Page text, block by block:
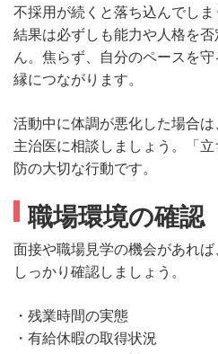
不採用が続くと落ち込んでし
結果は必ずしも能力や人格を
ん。焦らず、自分のペースを
縁につながります。
活動中に体調が悪化した場合は
主治医に相談しましょう。「
防の大切な行動です。
職場環境の確認
面接や職場見学の機会があれ
しっかり確認しましょう。
・残業時間の実態
・有給休暇の取得状況